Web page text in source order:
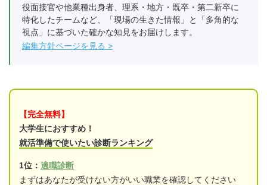
役面接官や他業種出身者、理系・地方・既卒・第二新卒に
特化したチームなど、「現場の生きた情報」と「多角的な
視点」に基づいた確かな知見をお届けします。
編集方針ページを見る
【完全無料】
大学生におすすめ！
就活準備で使いたい診断ランキング
1位： 適職診断
まずはあなたが受けない方がいい職業を確認してください